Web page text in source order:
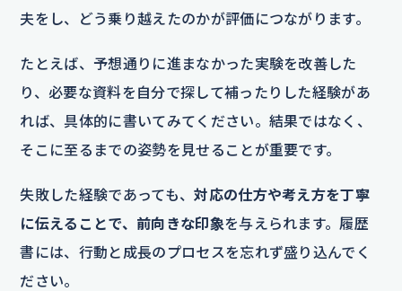
夫をし、どう乗り越えたのかが評価につながります。
たとえば、予想通りに進まなかった実験を改善した
り、必要な資料を自分で探して補ったりした経験があ
れば、具体的に書いてみてください。結果ではなく、
そこに至るまでの姿勢を見せることが重要です。
失敗した経験であっても、対応の仕方や考え方を丁寧
に伝えることで、前向きな印象を与えられます。履歴
書には、行動と成長のプロセスを忘れず盛り込んでく
ださい。